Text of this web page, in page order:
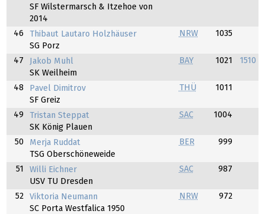
SF Wilstermarsch & Itzehoe von
2014
46
Thibaut Lautaro Holzhäuser
SG Porz
NRW 1035
47
Jakob Muhl
SK Weilheim
BAY 1021 1510
48
Pavel Dimitrov
SF Greiz
THÜ 1011
49
Tristan Steppat
SK König Plauen
SAC 1004
50
Merja Ruddat
TSG Oberschöneweide
BER 999
51
Willi Eichner
USV TU Dresden
SAC 987
52
Viktoria Neumann
SC Porta Westfalica 1950
NRW 972